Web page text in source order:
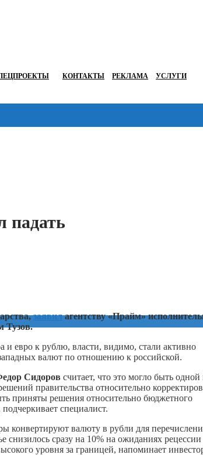
КОНТАКТЫ РЕКЛАМА УСЛУГИ
падать
заявилагентству «Прайм»
Тузов.
и евро к рублю, власти, видимо, стали активно
валют по отношению к российской.
Сидоров считает, что это могло быть одной
правительства относительно
приняты решения относительно бюджетного
специалист.
конвертируют валюту в рубли для
сразу на 10% на ожиданиях рецессии
уровня за границей, напоминает